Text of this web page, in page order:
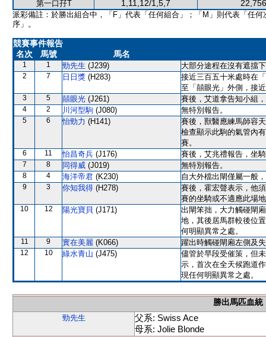
第一口孖T 1,11,12/1,5,7
派彩備註：於勝出組合中，「F」代表「任何組合」；「M」則代表「任何
序」。
競賽事件報告
名次
馬號 馬名
1 1 勁先生 (J239) 大部分途程在沒有遮擋
2 7 日日獎 (H283)
接近三百五十米處時在
至「囍眼光」外側，接
3 5 囍眼光 (J261) 賽後，艾道拿告知小組
4 2 川河型駒 (J080) 無特別報告。
5 6 怡勁力 (H141)
賽後，獸醫應練馬師容
檢查顯示此駒的氣管內
賽。
6 11 怡昌奇兵 (J176) 賽後，艾兆禮報告，坐
7 8 同得威 (J019) 無特別報告。
8 4 海洋帝君 (K230) 自大外檔出閘僅屬一般
9 3 你知我得 (H278)
賽後，霍宏聲表示，他
賽的坐騎或不適應此場
10 12 陽光寶貝 (J171)
出閘笨拙，大力觸碰閘
地，其後居馬群較後位
何明顯異常之處。
11 9 實在美麗 (K066) 躍出時觸碰閘廂左側及
12 10 綠水青山 (J475)
儘管於早段受催策，但
示，首次在全天候跑道
現任何明顯異常之處。
勝出馬匹血統
勁先生
父系: Swiss Ace
母系: Jolie Blonde